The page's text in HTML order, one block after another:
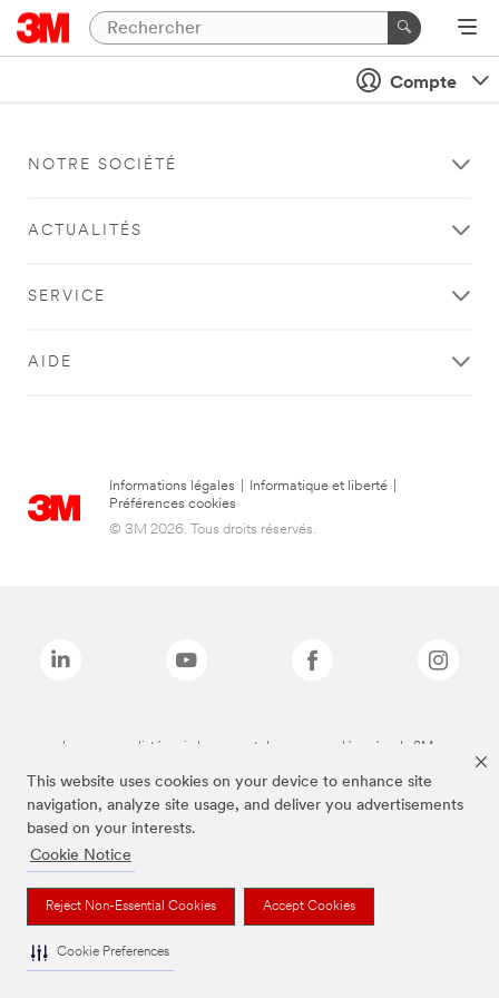
This website uses cookies on your device to enhance site
navigation, analyze site usage, and deliver you advertisements
based on your interests.
Cookie Notice
Reject Non-Essential Cookies Accept Cookies
Cookie Preferences
Compte
NOTRE SOCIÉTÉ
ACTUALITÉS
SERVICE
AIDE
Informations légales Informatique et liberté
Préférences cookies
© 3M 2026. Tous droits réservés.
Les marques listées ci-dessus sont des marques déposées de 3M.